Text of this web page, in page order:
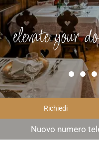
elevate your
Richiedi
Nuovo numero